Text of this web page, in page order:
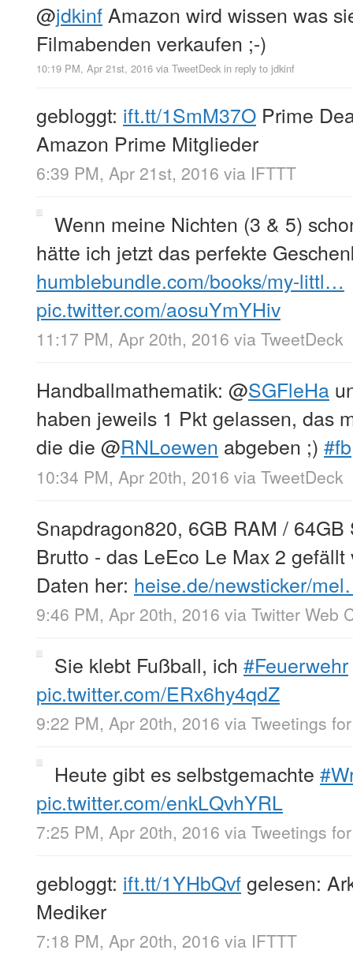
@jdkinf Amazon wird wissen was
Filmabenden verkaufen ;-)
10:19 PM, Apr 21st, 2016 via TweetDeck in reply to jdkinf
gebloggt: ift.tt/1SmM37O Prime
Amazon Prime Mitglieder
6:39 PM, Apr 21st, 2016 via IFTTT
Wenn meine Nichten (3 & 5)
hätte ich jetzt das perfekte
humblebundle.com/books/my-littl…
pic.twitter.com/aosuYmYHiv
11:17 PM, Apr 20th, 2016 via TweetDeck
Handballmathematik: @SGFleHa
haben jeweils 1 Pkt gelassen, das
die die @RNLoewen abgeben ;) #fb
10:34 PM, Apr 20th, 2016 via TweetDeck
Snapdragon820, 6GB RAM /
Brutto - das LeEco Le Max 2
Daten her: heise.de/newsticker/
9:46 PM, Apr 20th, 2016 via Twitter Web
Sie klebt Fußball, ich #Feuerwehr
pic.twitter.com/ERx6hy4qdZ
9:22 PM, Apr 20th, 2016 via Tweetings
Heute gibt es selbstgemachte
pic.twitter.com/enkLQvhYRL
7:25 PM, Apr 20th, 2016 via Tweetings
gebloggt: ift.tt/1YHbQvfgelesen:
Mediker
7:18 PM, Apr 20th, 2016 via IFTTT